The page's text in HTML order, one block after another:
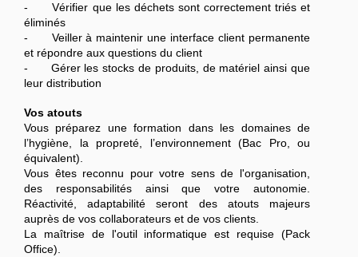
- Vérifier que les déchets sont correctement triés et
éliminés
- Veiller à maintenir une interface client permanente
et répondre aux questions du client
- Gérer les stocks de produits, de matériel ainsi que
leur distribution
Vos atouts
Vous préparez une formation dans les domaines de
l’hygiène, la propreté, l’environnement (Bac Pro, ou
équivalent).
Vous êtes reconnu pour votre sens de l'organisation,
des responsabilités ainsi que votre autonomie.
Réactivité, adaptabilité seront des atouts majeurs
auprès de vos collaborateurs et de vos clients.
La maîtrise de l'outil informatique est requise (Pack
Office).